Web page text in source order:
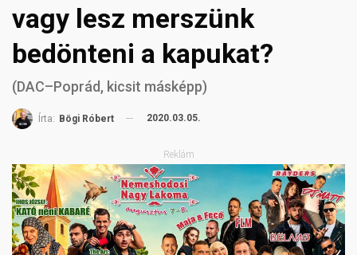
vagy lesz merszünk
bedönteni a kapukat?
(DAC–Poprád, kicsit másképp)
Írta: Bögi Róbert 2020.03.05.
Reklám